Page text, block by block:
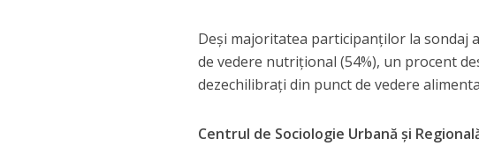
Deși majoritatea participanților la sondaj
de vedere nutrițional (54%), un procent
dezechilibrați din punct de vedere
Centrul de Sociologie Urbană şi